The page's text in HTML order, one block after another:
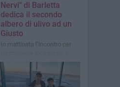
Nervi" di Barletta
dedica il secondo
albero di ulivo ad un
Giusto
In mattinata l’incontro per
uguaglianza nello sport